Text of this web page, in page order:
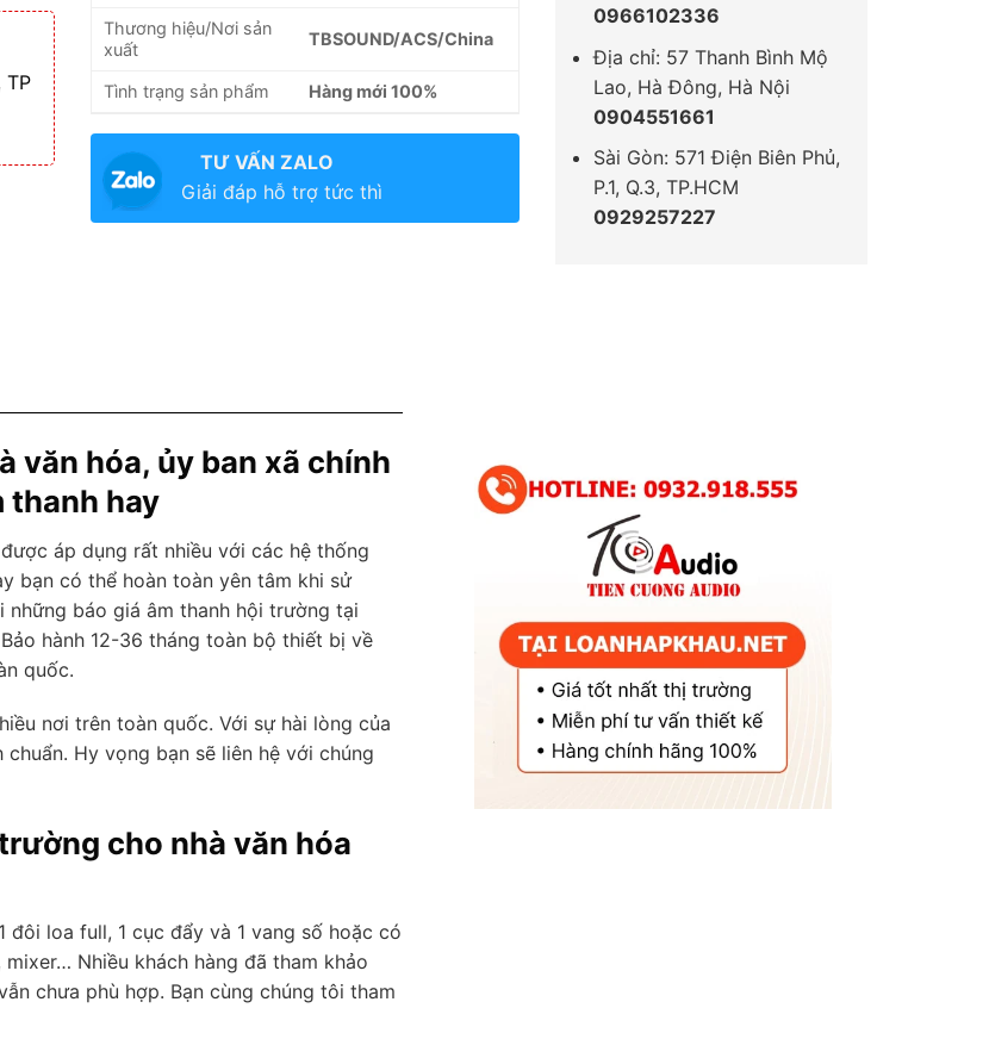
TP
Thương hiệu/Nơi sản
xuất
TBSOUND/ACS/China
Tình trạng sản phẩm Hàng mới 100%
TƯ VẤN ZALO
Giải đáp hỗ trợ tức thì
0966102336
Địa chỉ: 57 Thanh Bình Mộ
Lao, Hà Đông, Hà Nội
0904551661
Sài Gòn: 571 Điện Biên Phủ,
P.1, Q.3, TP.HCM
0929257227
văn hóa, ủy ban xã chính
thanh hay
áp dụng rất nhiều với các hệ thống
bạn có thể hoàn toàn yên tâm khi sử
báo giá âm thanh hội trường tại
hành 12-36 tháng toàn bộ thiết bị về
quốc.
nơi trên toàn quốc. Với sự hài lòng của
Hy vọng bạn sẽ liên hệ với chúng
cho nhà văn hóa
loa full, 1 cục đẩy và 1 vang số hoặc có
Nhiều khách hàng đã tham khảo
chưa phù hợp. Bạn cùng chúng tôi tham